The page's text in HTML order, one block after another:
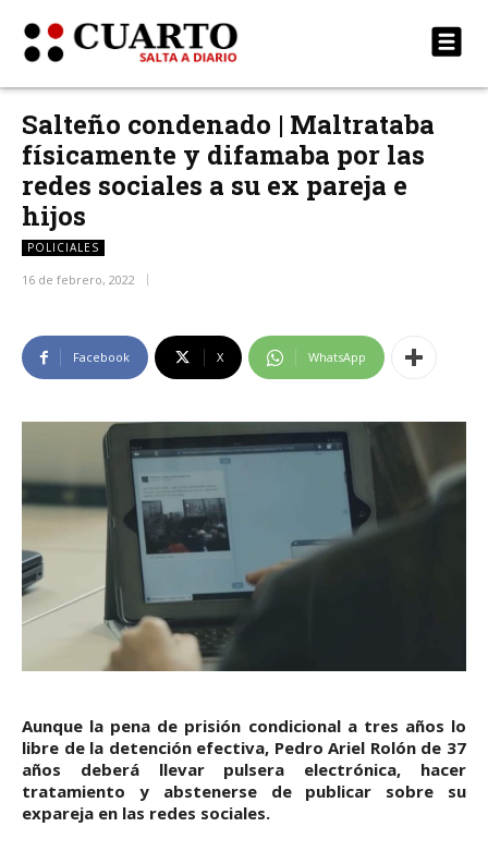
Salteño condenado | Maltrataba
físicamente y difamaba por las
redes sociales a su ex pareja e
hijos
POLICIALES
16 de febrero, 2022
Facebook X WhatsApp
Aunque la pena de prisión condicional a tres años lo
libre de la detención efectiva, Pedro Ariel Rolón de 37
años deberá llevar pulsera electrónica, hacer
tratamiento y abstenerse de publicar sobre su
expareja en las redes sociales.